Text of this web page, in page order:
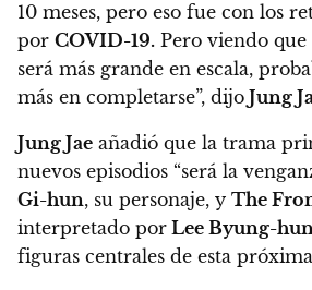
10 meses, pero eso fue con los
por COVID-19. Pero viendo
será más grande en escala,
más en completarse”, dijo Jung
Jung Jae añadió que la trama
nuevos episodios “será la
Gi-hun, su personaje, y The
interpretado por Lee Byung-
figuras centrales de esta